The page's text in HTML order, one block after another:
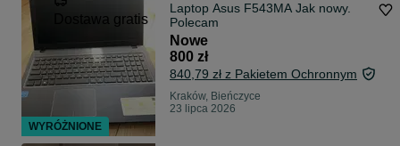
Dostawa gratis
Laptop Asus F543MA Jak nowy.
Polecam
Nowe
800 zł
840,79 zł z Pakietem Ochronnym
Kraków, Bieńczyce
23 lipca 2026
WYRÓŻNIONE